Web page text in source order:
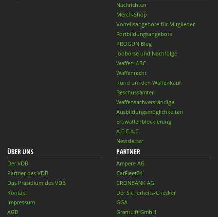
Nachrichten
Merch-Shop
Vorteilsangebote für Mitglieder
Fortbildungsangebote
PROGUN Blog
Jobbörse und Nachfolge
Waffen-ABC
Waffenrecht
Rund um den Waffenkauf
Beschussämter
Waffensachverständige
Ausbildungsmöglichkeiten
Erbwaffenblockierung
A.E.C.A.C.
Newsletter
ÜBER UNS
Der VDB
Partner des VDB
Das Präsidium des VDB
Kontakt
Impressum
AGB
PARTNER
Ampere AG
CarFleet24
CRONBANK AG
Der Sicherheits-Checker
GGA
GrantLift GmbH